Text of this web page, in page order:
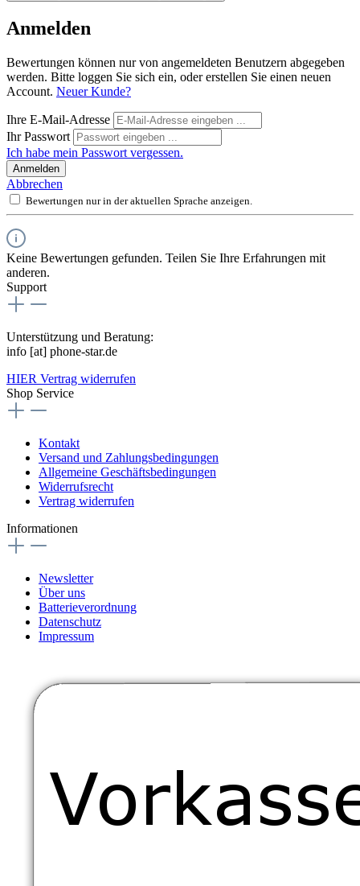
Anmelden
Bewertungen können nur von angemeldeten Benutzern abgegeben
werden. Bitte loggen Sie sich ein, oder erstellen Sie einen neuen
Account. Neuer Kunde?
Ihre E-Mail-Adresse
Ihr Passwort
Ich habe mein Passwort vergessen.
Anmelden
Abbrechen
Bewertungen nur in der aktuellen Sprache anzeigen.
Keine Bewertungen gefunden. Teilen Sie Ihre Erfahrungen mit
anderen.
Support
Unterstützung und Beratung:
info [at] phone-star.de
HIER Vertrag widerrufen
Shop Service
Kontakt
Versand und Zahlungsbedingungen
Allgemeine Geschäftsbedingungen
Widerrufsrecht
Vertrag widerrufen
Informationen
Newsletter
Über uns
Batterieverordnung
Datenschutz
Impressum